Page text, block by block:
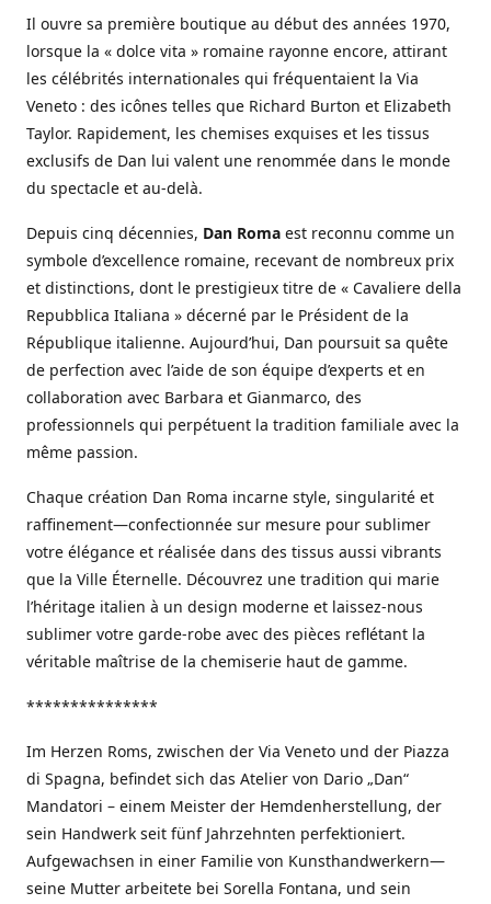
Il ouvre sa première boutique au début des années 1970,
lorsque la « dolce vita » romaine rayonne encore, attirant
les célébrités internationales qui fréquentaient la Via
Veneto : des icônes telles que Richard Burton et Elizabeth
Taylor. Rapidement, les chemises exquises et les tissus
exclusifs de Dan lui valent une renommée dans le monde
du spectacle et au-delà.
Depuis cinq décennies, Dan Roma est reconnu comme un
symbole d’excellence romaine, recevant de nombreux prix
et distinctions, dont le prestigieux titre de « Cavaliere della
Repubblica Italiana » décerné par le Président de la
République italienne. Aujourd’hui, Dan poursuit sa quête
de perfection avec l’aide de son équipe d’experts et en
collaboration avec Barbara et Gianmarco, des
professionnels qui perpétuent la tradition familiale avec la
même passion.
Chaque création Dan Roma incarne style, singularité et
raffinement—confectionnée sur mesure pour sublimer
votre élégance et réalisée dans des tissus aussi vibrants
que la Ville Éternelle. Découvrez une tradition qui marie
l’héritage italien à un design moderne et laissez-nous
sublimer votre garde-robe avec des pièces reflétant la
véritable maîtrise de la chemiserie haut de gamme.
***************
Im Herzen Roms, zwischen der Via Veneto und der Piazza
di Spagna, befindet sich das Atelier von Dario „Dan“
Mandatori – einem Meister der Hemdenherstellung, der
sein Handwerk seit fünf Jahrzehnten perfektioniert.
Aufgewachsen in einer Familie von Kunsthandwerkern—
seine Mutter arbeitete bei Sorella Fontana, und sein